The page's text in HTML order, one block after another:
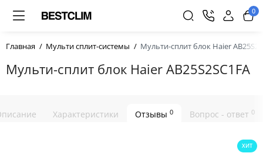
0
Главная Мульти сплит-системы Мульти-сплит блок Haier
Мульти-сплит блок Haier AB25S2SC1FA
Характеристики Отзывы 0 Вопрос - ответ 0
ХИТ